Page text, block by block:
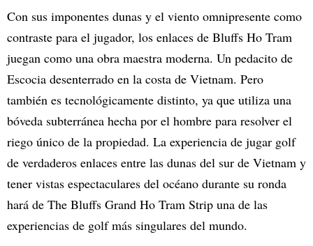
Con sus imponentes dunas y el viento omnipresente como
contraste para el jugador, los enlaces de Bluffs Ho Tram
juegan como una obra maestra moderna. Un pedacito de
Escocia desenterrado en la costa de Vietnam. Pero
también es tecnológicamente distinto, ya que utiliza una
bóveda subterránea hecha por el hombre para resolver el
riego único de la propiedad. La experiencia de jugar golf
de verdaderos enlaces entre las dunas del sur de Vietnam y
tener vistas espectaculares del océano durante su ronda
hará de The Bluffs Grand Ho Tram Strip una de las
experiencias de golf más singulares del mundo.